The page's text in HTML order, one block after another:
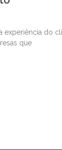
experiência do
que